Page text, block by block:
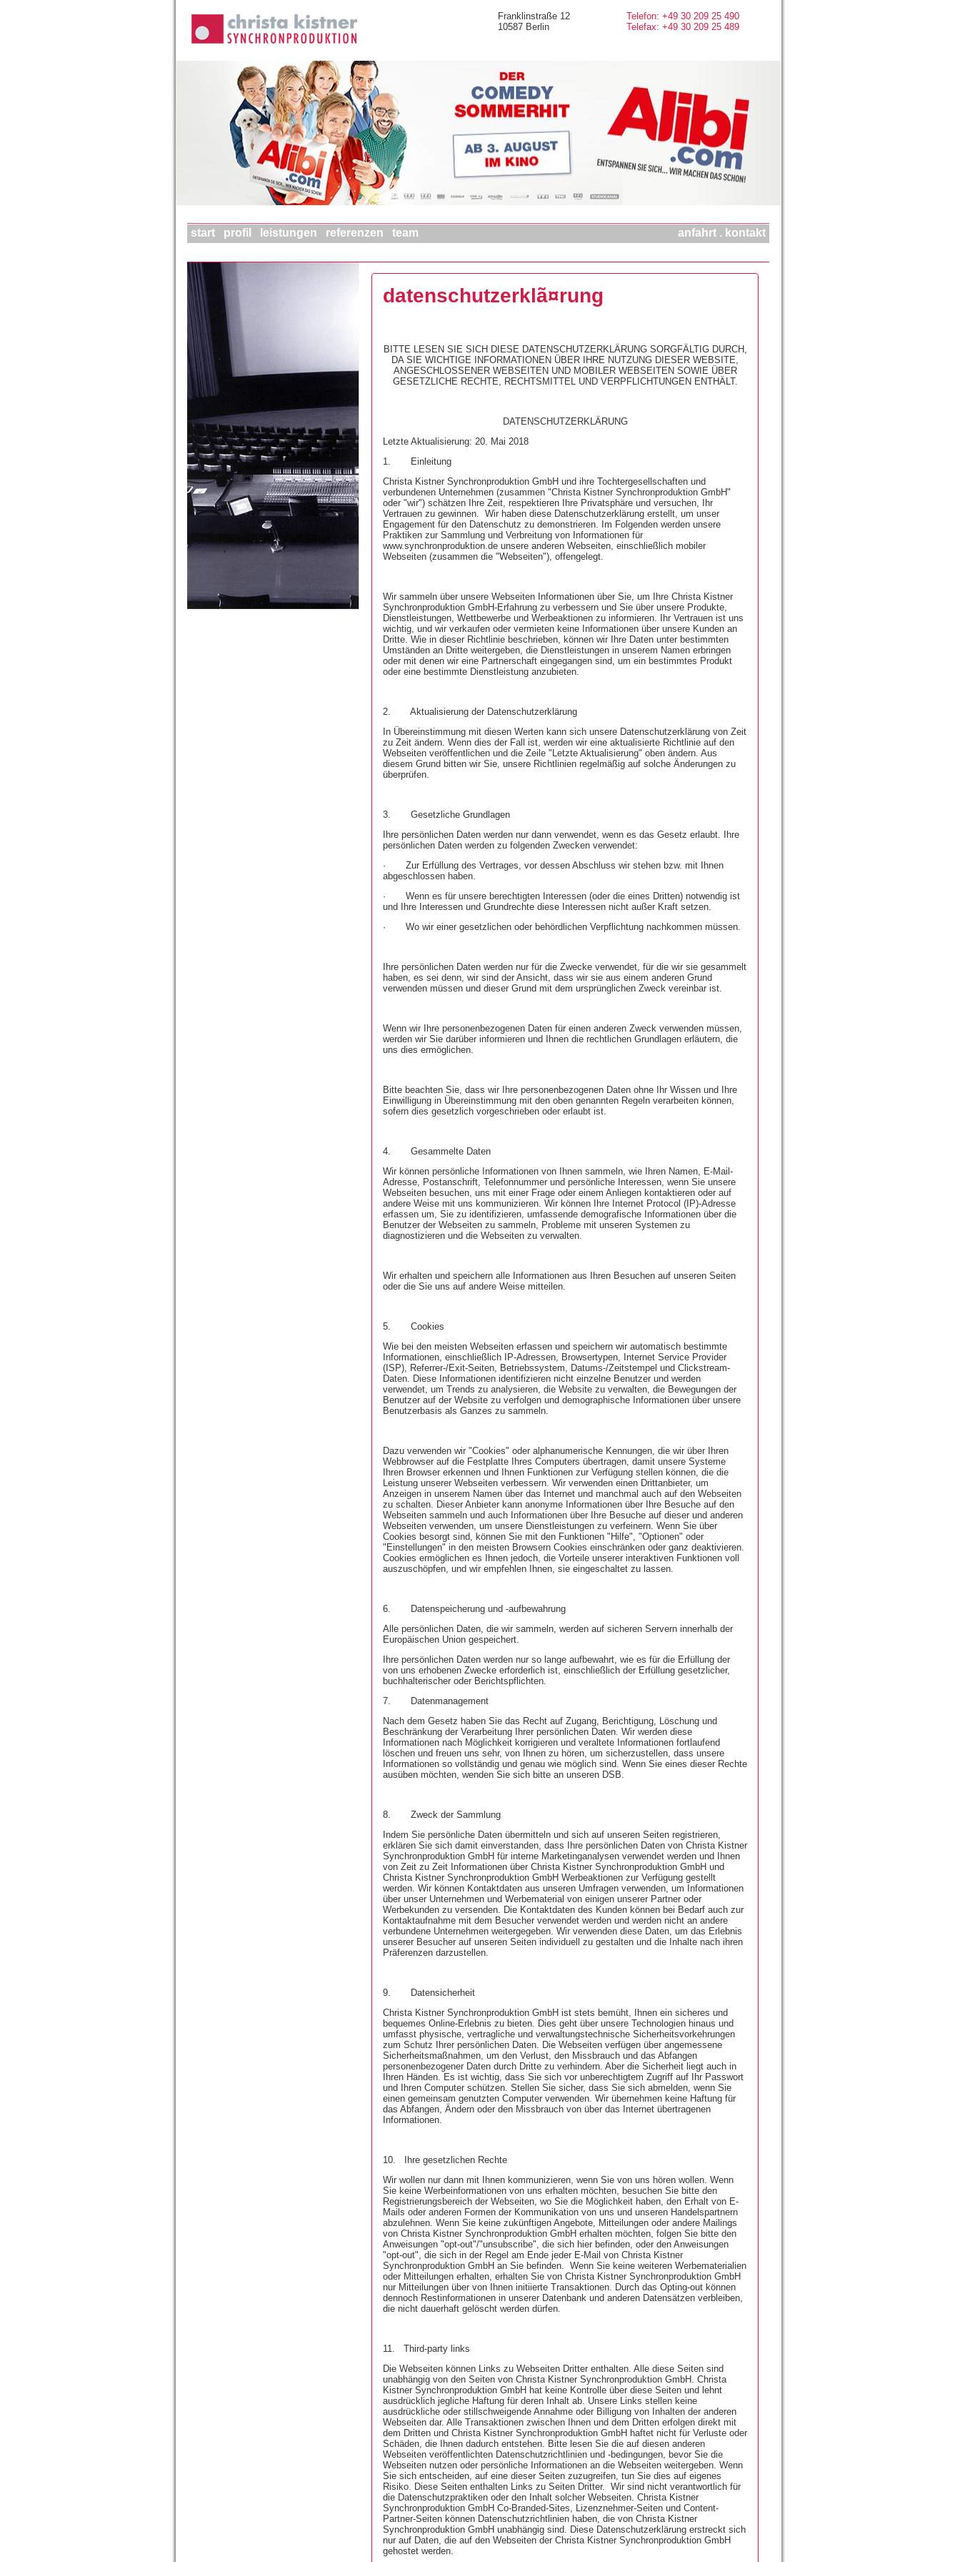
Telefon: +49 30 209 25 490
Telefax: +49 30 209 25 489
Franklinstraße 12
10587 Berlin
start profil leistungen referenzen team anfahrt . kontakt
datenschutzerklã¤rung
BITTE LESEN SIE SICH DIESE DATENSCHUTZERKLÄRUNG SORGFÄLTIG DURCH,
DA SIE WICHTIGE INFORMATIONEN ÜBER IHRE NUTZUNG DIESER WEBSITE,
ANGESCHLOSSENER WEBSEITEN UND MOBILER WEBSEITEN SOWIE ÜBER
GESETZLICHE RECHTE, RECHTSMITTEL UND VERPFLICHTUNGEN ENTHÄLT.
DATENSCHUTZERKLÄRUNG
Letzte Aktualisierung: 20. Mai 2018
1.
Einleitung
Christa Kistner Synchronproduktion GmbH und ihre Tochtergesellschaften und
verbundenen Unternehmen (zusammen "Christa Kistner Synchronproduktion GmbH"
oder "wir") schätzen Ihre Zeit, respektieren Ihre Privatsphäre und versuchen, Ihr
Vertrauen zu gewinnen. Wir haben diese Datenschutzerklärung erstellt, um unser
Engagement für den Datenschutz zu demonstrieren. Im Folgenden werden unsere
Praktiken zur Sammlung und Verbreitung von Informationen für
www.synchronproduktion.de unsere anderen Webseiten, einschließlich mobiler
Webseiten (zusammen die "Webseiten"), offengelegt.
Wir sammeln über unsere Webseiten Informationen über Sie, um Ihre Christa Kistner
Synchronproduktion GmbH-Erfahrung zu verbessern und Sie über unsere Produkte,
Dienstleistungen, Wettbewerbe und Werbeaktionen zu informieren. Ihr Vertrauen ist uns
wichtig, und wir verkaufen oder vermieten keine Informationen über unsere Kunden an
Dritte. Wie in dieser Richtlinie beschrieben, können wir Ihre Daten unter bestimmten
Umständen an Dritte weitergeben, die Dienstleistungen in unserem Namen erbringen
oder mit denen wir eine Partnerschaft eingegangen sind, um ein bestimmtes Produkt
oder eine bestimmte Dienstleistung anzubieten.
2.
Aktualisierung der Datenschutzerklärung
In Übereinstimmung mit diesen Werten kann sich unsere Datenschutzerklärung von Zeit
zu Zeit ändern. Wenn dies der Fall ist, werden wir eine aktualisierte Richtlinie auf den
Webseiten veröffentlichen und die Zeile "Letzte Aktualisierung" oben ändern. Aus
diesem Grund bitten wir Sie, unsere Richtlinien regelmäßig auf solche Änderungen zu
überprüfen.
3.
Gesetzliche Grundlagen
Ihre persönlichen Daten werden nur dann verwendet, wenn es das Gesetz erlaubt. Ihre
persönlichen Daten werden zu folgenden Zwecken verwendet:
·
Zur Erfüllung des Vertrages, vor dessen Abschluss wir stehen bzw. mit Ihnen
abgeschlossen haben.
·
Wenn es für unsere berechtigten Interessen (oder die eines Dritten) notwendig ist
und Ihre Interessen und Grundrechte diese Interessen nicht außer Kraft setzen.
·
Wo wir einer gesetzlichen oder behördlichen Verpflichtung nachkommen müssen.
Ihre persönlichen Daten werden nur für die Zwecke verwendet, für die wir sie gesammelt
haben, es sei denn, wir sind der Ansicht, dass wir sie aus einem anderen Grund
verwenden müssen und dieser Grund mit dem ursprünglichen Zweck vereinbar ist.
Wenn wir Ihre personenbezogenen Daten für einen anderen Zweck verwenden müssen,
werden wir Sie darüber informieren und Ihnen die rechtlichen Grundlagen erläutern, die
uns dies ermöglichen.
Bitte beachten Sie, dass wir Ihre personenbezogenen Daten ohne Ihr Wissen und Ihre
Einwilligung in Übereinstimmung mit den oben genannten Regeln verarbeiten können,
sofern dies gesetzlich vorgeschrieben oder erlaubt ist.
4.
Gesammelte Daten
Wir können persönliche Informationen von Ihnen sammeln, wie Ihren Namen, E-Mail-
Adresse, Postanschrift, Telefonnummer und persönliche Interessen, wenn Sie unsere
Webseiten besuchen, uns mit einer Frage oder einem Anliegen kontaktieren oder auf
andere Weise mit uns kommunizieren. Wir können Ihre Internet Protocol (IP)-Adresse
erfassen um, Sie zu identifizieren, umfassende demografische Informationen über die
Benutzer der Webseiten zu sammeln, Probleme mit unseren Systemen zu
diagnostizieren und die Webseiten zu verwalten.
Wir erhalten und speichern alle Informationen aus Ihren Besuchen auf unseren Seiten
oder die Sie uns auf andere Weise mitteilen.
5.
Cookies
Wie bei den meisten Webseiten erfassen und speichern wir automatisch bestimmte
Informationen, einschließlich IP-Adressen, Browsertypen, Internet Service Provider
(ISP), Referrer-/Exit-Seiten, Betriebssystem, Datums-/Zeitstempel und Clickstream-
Daten. Diese Informationen identifizieren nicht einzelne Benutzer und werden
verwendet, um Trends zu analysieren, die Website zu verwalten, die Bewegungen der
Benutzer auf der Website zu verfolgen und demographische Informationen über unsere
Benutzerbasis als Ganzes zu sammeln.
Dazu verwenden wir "Cookies" oder alphanumerische Kennungen, die wir über Ihren
Webbrowser auf die Festplatte Ihres Computers übertragen, damit unsere Systeme
Ihren Browser erkennen und Ihnen Funktionen zur Verfügung stellen können, die die
Leistung unserer Webseiten verbessern. Wir verwenden einen Drittanbieter, um
Anzeigen in unserem Namen über das Internet und manchmal auch auf den Webseiten
zu schalten. Dieser Anbieter kann anonyme Informationen über Ihre Besuche auf den
Webseiten sammeln und auch Informationen über Ihre Besuche auf dieser und anderen
Webseiten verwenden, um unsere Dienstleistungen zu verfeinern. Wenn Sie über
Cookies besorgt sind, können Sie mit den Funktionen "Hilfe", "Optionen" oder
"Einstellungen" in den meisten Browsern Cookies einschränken oder ganz deaktivieren.
Cookies ermöglichen es Ihnen jedoch, die Vorteile unserer interaktiven Funktionen voll
auszuschöpfen, und wir empfehlen Ihnen, sie eingeschaltet zu lassen.
6.
Datenspeicherung und -aufbewahrung
Alle persönlichen Daten, die wir sammeln, werden auf sicheren Servern innerhalb der
Europäischen Union gespeichert.
Ihre persönlichen Daten werden nur so lange aufbewahrt, wie es für die Erfüllung der
von uns erhobenen Zwecke erforderlich ist, einschließlich der Erfüllung gesetzlicher,
buchhalterischer oder Berichtspflichten.
7.
Datenmanagement
Nach dem Gesetz haben Sie das Recht auf Zugang, Berichtigung, Löschung und
Beschränkung der Verarbeitung Ihrer persönlichen Daten. Wir werden diese
Informationen nach Möglichkeit korrigieren und veraltete Informationen fortlaufend
löschen und freuen uns sehr, von Ihnen zu hören, um sicherzustellen, dass unsere
Informationen so vollständig und genau wie möglich sind. Wenn Sie eines dieser Rechte
ausüben möchten, wenden Sie sich bitte an unseren DSB.
8.
Zweck der Sammlung
Indem Sie persönliche Daten übermitteln und sich auf unseren Seiten registrieren,
erklären Sie sich damit einverstanden, dass Ihre persönlichen Daten von Christa Kistner
Synchronproduktion GmbH für interne Marketinganalysen verwendet werden und Ihnen
von Zeit zu Zeit Informationen über Christa Kistner Synchronproduktion GmbH und
Christa Kistner Synchronproduktion GmbH Werbeaktionen zur Verfügung gestellt
werden. Wir können Kontaktdaten aus unseren Umfragen verwenden, um Informationen
über unser Unternehmen und Werbematerial von einigen unserer Partner oder
Werbekunden zu versenden. Die Kontaktdaten des Kunden können bei Bedarf auch zur
Kontaktaufnahme mit dem Besucher verwendet werden und werden nicht an andere
verbundene Unternehmen weitergegeben. Wir verwenden diese Daten, um das Erlebnis
unserer Besucher auf unseren Seiten individuell zu gestalten und die Inhalte nach ihren
Präferenzen darzustellen.
9.
Datensicherheit
Christa Kistner Synchronproduktion GmbH ist stets bemüht, Ihnen ein sicheres und
bequemes Online-Erlebnis zu bieten. Dies geht über unsere Technologien hinaus und
umfasst physische, vertragliche und verwaltungstechnische Sicherheitsvorkehrungen
zum Schutz Ihrer persönlichen Daten. Die Webseiten verfügen über angemessene
Sicherheitsmaßnahmen, um den Verlust, den Missbrauch und das Abfangen
personenbezogener Daten durch Dritte zu verhindern. Aber die Sicherheit liegt auch in
Ihren Händen. Es ist wichtig, dass Sie sich vor unberechtigtem Zugriff auf Ihr Passwort
und Ihren Computer schützen. Stellen Sie sicher, dass Sie sich abmelden, wenn Sie
einen gemeinsam genutzten Computer verwenden. Wir übernehmen keine Haftung für
das Abfangen, Ändern oder den Missbrauch von über das Internet übertragenen
Informationen.
10.
Ihre gesetzlichen Rechte
Wir wollen nur dann mit Ihnen kommunizieren, wenn Sie von uns hören wollen. Wenn
Sie keine Werbeinformationen von uns erhalten möchten, besuchen Sie bitte den
Registrierungsbereich der Webseiten, wo Sie die Möglichkeit haben, den Erhalt von E-
Mails oder anderen Formen der Kommunikation von uns und unseren Handelspartnern
abzulehnen. Wenn Sie keine zukünftigen Angebote, Mitteilungen oder andere Mailings
von Christa Kistner Synchronproduktion GmbH erhalten möchten, folgen Sie bitte den
Anweisungen "opt-out"/"unsubscribe", die sich hier befinden, oder den Anweisungen
"opt-out", die sich in der Regel am Ende jeder E-Mail von Christa Kistner
Synchronproduktion GmbH an Sie befinden. Wenn Sie keine weiteren Werbematerialien
oder Mitteilungen erhalten, erhalten Sie von Christa Kistner Synchronproduktion GmbH
nur Mitteilungen über von Ihnen initiierte Transaktionen. Durch das Opting-out können
dennoch Restinformationen in unserer Datenbank und anderen Datensätzen verbleiben,
die nicht dauerhaft gelöscht werden dürfen.
11.
Third-party links
Die Webseiten können Links zu Webseiten Dritter enthalten. Alle diese Seiten sind
unabhängig von den Seiten von Christa Kistner Synchronproduktion GmbH. Christa
Kistner Synchronproduktion GmbH hat keine Kontrolle über diese Seiten und lehnt
ausdrücklich jegliche Haftung für deren Inhalt ab. Unsere Links stellen keine
ausdrückliche oder stillschweigende Annahme oder Billigung von Inhalten der anderen
Webseiten dar. Alle Transaktionen zwischen Ihnen und dem Dritten erfolgen direkt mit
dem Dritten und Christa Kistner Synchronproduktion GmbH haftet nicht für Verluste oder
Schäden, die Ihnen dadurch entstehen. Bitte lesen Sie die auf diesen anderen
Webseiten veröffentlichten Datenschutzrichtlinien und -bedingungen, bevor Sie die
Webseiten nutzen oder persönliche Informationen an die Webseiten weitergeben. Wenn
Sie sich entscheiden, auf eine dieser Seiten zuzugreifen, tun Sie dies auf eigenes
Risiko. Diese Seiten enthalten Links zu Seiten Dritter. Wir sind nicht verantwortlich für
die Datenschutzpraktiken oder den Inhalt solcher Webseiten. Christa Kistner
Synchronproduktion GmbH Co-Branded-Sites, Lizenznehmer-Seiten und Content-
Partner-Seiten können Datenschutzrichtlinien haben, die von Christa Kistner
Synchronproduktion GmbH unabhängig sind. Diese Datenschutzerklärung erstreckt sich
nur auf Daten, die auf den Webseiten der Christa Kistner Synchronproduktion GmbH
gehostet werden.